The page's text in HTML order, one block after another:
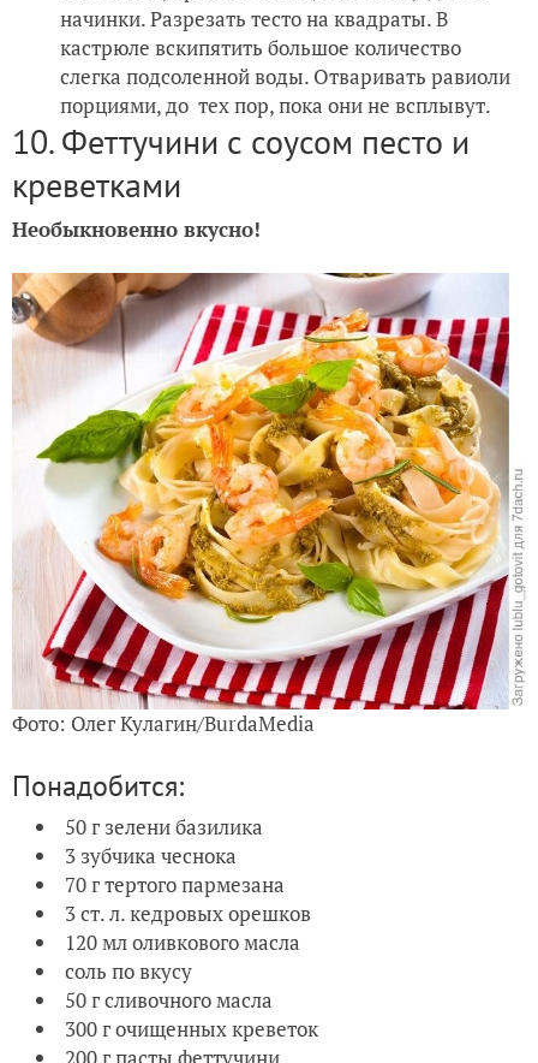
начинки. Разрезать тесто на квадраты. В
кастрюле вскипятить большое количество
слегка подсоленной воды. Отваривать равиоли
порциями, до тех пор, пока они не всплывут.
10. Феттучини с соусом песто и
креветками
Необыкновенно вкусно!
Фото: Олег Кулагин/BurdaMedia
Понадобится:
50 г зелени базилика
3 зубчика чеснока
70 г тертого пармезана
3 ст. л. кедровых орешков
120 мл оливкового масла
соль по вкусу
50 г сливочного масла
300 г очищенных креветок
200 г пасты феттучини